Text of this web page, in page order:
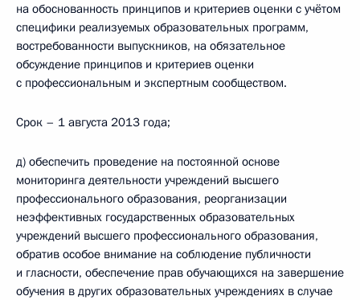
на обоснованность принципов и критериев оценки с учётом
специфики реализуемых образовательных программ,
востребованности выпускников, на обязательное
обсуждение принципов и критериев оценки
с профессиональным и экспертным сообществом.
Срок – 1 августа 2013 года;
д) обеспечить проведение на постоянной основе
мониторинга деятельности учреждений высшего
профессионального образования, реорганизации
неэффективных государственных образовательных
учреждений высшего профессионального образования,
обратив особое внимание на соблюдение публичности
и гласности, обеспечение прав обучающихся на завершение
обучения в других образовательных учреждениях в случае